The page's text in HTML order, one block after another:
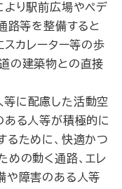
より駅前広場やペデ
路等を整備すると
スカレーター等の歩
の建築物との直接
等に配慮した活動空
ある人等が積極的に
るために、快適かつ
めの動く通路、エレ
や障害のある人等